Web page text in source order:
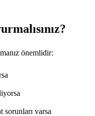
önemlidir:
sorunları varsa